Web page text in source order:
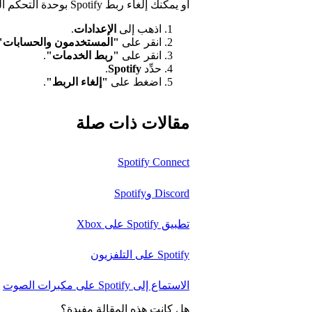
أو يمكنك إلغاء ربط Spotify بوحدة التحكم الخاصة بك:
اذهب إلى الإعدادات.
انقر على "المستخدمون
انقر على "ربط الخدمات".
حدِّد Spotify
.
اضغط على "إلغاء الربط".
مقالات ذات صلة
Spotify Connect
Discord وSpotify
تطبيق Spotify على Xbox
Spotify على التلفزيون
الاستماع إلى Spotify على مكبرات الصوت
هل كانت هذه المقالة مفيدة؟